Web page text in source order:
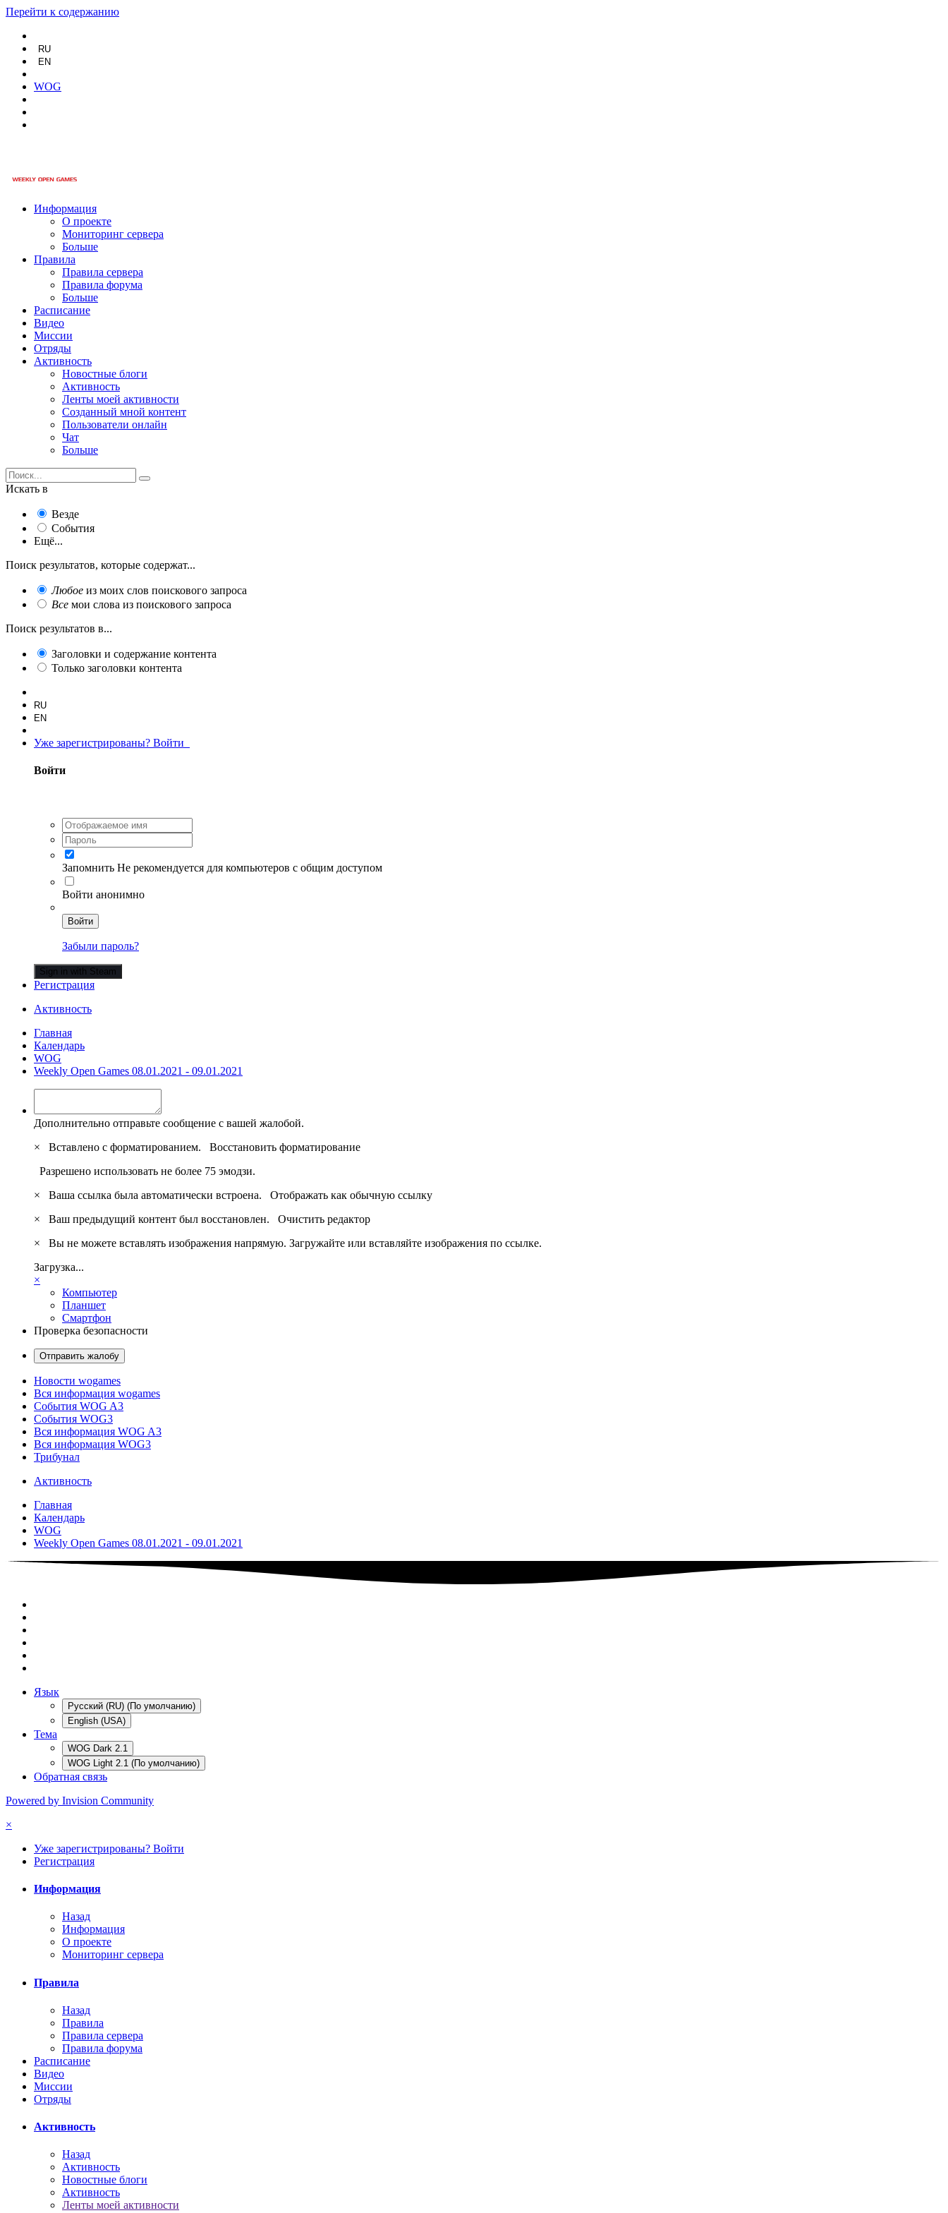
Перейти к содержанию
RU
EN
WOG
Информация
О проекте
Мониторинг сервера
Больше
Правила
Правила сервера
Правила форума
Больше
Расписание
Видео
Миссии
Отряды
Активность
Новостные блоги
Активность
Ленты моей активности
Созданный мной контент
Пользователи онлайн
Чат
Больше
Искать в
Везде
События
Ещё...
Поиск результатов, которые содержат...
Любое из моих слов поискового запроса
Все мои слова из поискового запроса
Поиск результатов в...
Заголовки и содержание контента
Только заголовки контента
RU
EN
Уже зарегистрированы? Войти
Войти
Запомнить Не рекомендуется для компьютеров с общим доступом
Войти анонимно
Войти
Забыли пароль?
Sign in with Steam
Регистрация
Активность
Главная
Календарь
WOG
Weekly Open Games 08.01.2021 - 09.01.2021
Дополнительно отправьте сообщение с вашей жалобой.
×
Вставлено с форматированием. Восстановить форматирование
Разрешено использовать не более 75 эмодзи.
×
Ваша ссылка была автоматически встроена. Отображать как обычную ссылку
×
Ваш предыдущий контент был восстановлен. Очистить редактор
×
Вы не можете вставлять изображения напрямую. Загружайте или вставляйте изображения по ссылке.
Загрузка...
×
Компьютер
Планшет
Смартфон
Проверка безопасности
Отправить жалобу
Новости wogames
Вся информация wogames
События WOG A3
События WOG3
Вся информация WOG A3
Вся информация WOG3
Трибунал
Активность
Главная
Календарь
WOG
Weekly Open Games 08.01.2021 - 09.01.2021
Язык
Русский (RU) (По умолчанию)
English (USA)
Тема
WOG Dark 2.1
WOG Light 2.1 (По умолчанию)
Обратная связь
Powered by Invision Community
×
Уже зарегистрированы? Войти
Регистрация
Информация
Назад
Информация
О проекте
Мониторинг сервера
Правила
Назад
Правила
Правила сервера
Правила форума
Расписание
Видео
Миссии
Отряды
Активность
Назад
Активность
Новостные блоги
Активность
Ленты моей активности